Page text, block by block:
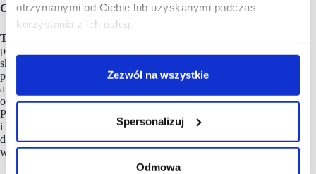
otrzymanymi od Ciebie lub uzyskanymi podczas
korzystania z ich usług.
Zezwól na wszystkie
Spersonalizuj
Odmowa
Czy macie pomysł jak te straty odrobić?
TB:
przyciągnąć ich jak najwięcej. Dodatkowo rozkręcamy nasz
sklep internetowy. Wkrótce ruszy również sprzedaż
profesjonalnych kosmetyków fryzjerskich za pomocą naszej
aplikacji mobilnej, która do teraz służyła głównie
od rezerwowania wizyt, logowania się do konta klienta.
Pracujemy nad rozwojem wielu narzędzi do sprzedaży online
i chcemy, żeby e-commerce stał się dla nas znaczącym źródłem
dochodu. Dodatkowo oba kanały będą się wzajemnie mocno
wspierać.